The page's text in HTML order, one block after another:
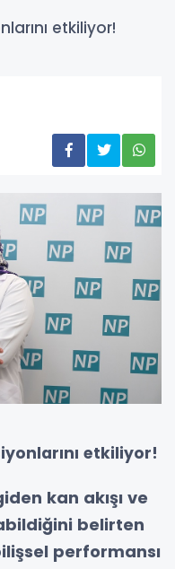
etkiliyor!
etkiliyor!
kan akışı ve
belirten
performansı